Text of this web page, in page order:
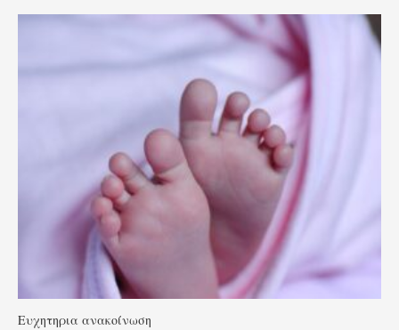
Ευχητηρια ανακοίνωση